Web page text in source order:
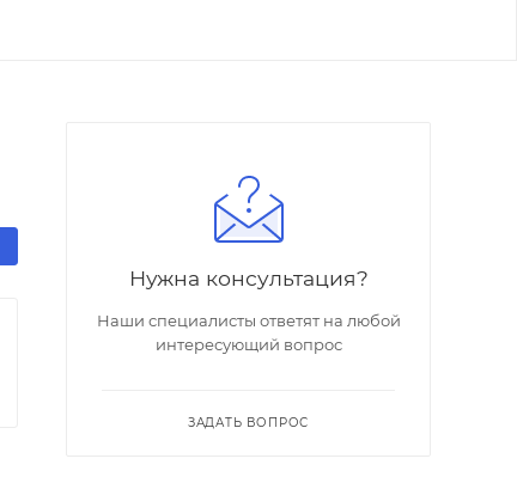
Нужна консультация?
Наши специалисты ответят на любой
интересующий вопрос
ЗАДАТЬ ВОПРОС